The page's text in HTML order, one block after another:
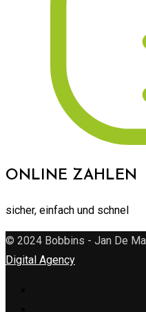
ONLINE ZAHLEN
sicher, einfach und schnel
© 2024 Bobbins - Jan De
Digital Agency